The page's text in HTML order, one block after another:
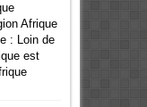
Afrique
: Loin de
est